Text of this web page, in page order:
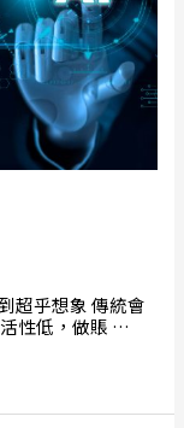
超乎想象 傳統會
性低，做賬 …